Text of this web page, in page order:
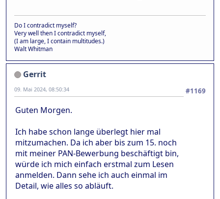
Do I contradict myself?
Very well then I contradict myself,
(I am large, I contain multitudes.)
Walt Whitman
Gerrit
#1169
09. Mai 2024, 08:50:34
Guten Morgen.
Ich habe schon lange überlegt hier mal
mitzumachen. Da ich aber bis zum 15. noch
mit meiner PAN-Bewerbung beschäftigt bin,
würde ich mich einfach erstmal zum Lesen
anmelden. Dann sehe ich auch einmal im
Detail, wie alles so abläuft.